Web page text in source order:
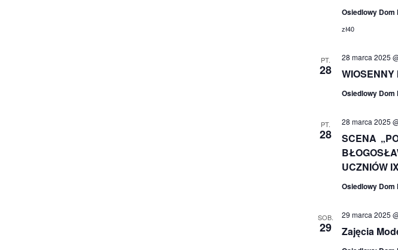
Osiedlowy
zł40
PT.
28
28 marca 2025
Osiedlowy
PT.
28
SCENA
UCZNIÓW
28 marca 2025
Osiedlowy
SOB.
29 Zajęcia
29 marca 2025